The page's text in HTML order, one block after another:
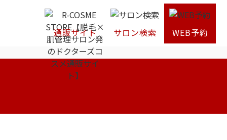
通販サイト サロン検索 WEB予約